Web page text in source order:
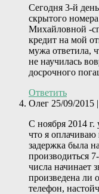
Сегодня 3-й
скрытого
Михайловной -
кредит на мой
мужа ответила,
не научилась
досрочного
Ответить
Олег 25/09/2015
С ноября 2014
что я оплачиваю
задержка была
производиться
числа начинает
произведена ли
телефон,